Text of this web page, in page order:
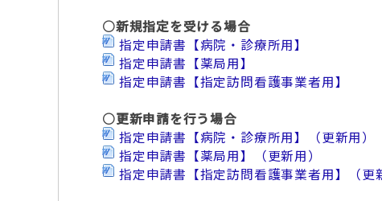
○新規指定を受ける場合
指定申請書【病院・診療所用】
指定申請書【薬局用】
指定申請書【指定訪問看護事業者用】
○更新申請を行う場合
指定申請書【病院・診療所用】（更新用）
指定申請書【薬局用】（更新用）
指定申請書【指定訪問看護事業者用】（更